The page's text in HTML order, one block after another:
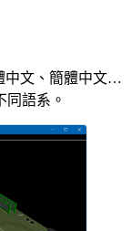
中文、簡體中文…
語系。